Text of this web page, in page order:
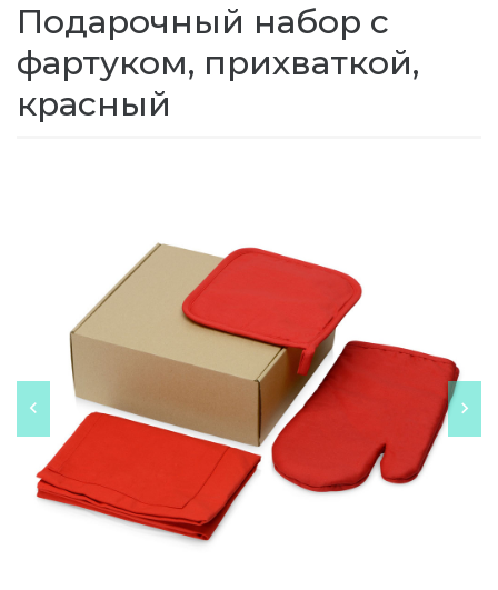
Подарочный набор с
фартуком, прихваткой,
красный